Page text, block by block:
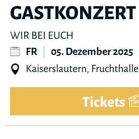
GASTKONZERT
WIR BEI EUCH
FR
05. Dezember 2025
Kaiserslautern, Fruchthalle
Tickets